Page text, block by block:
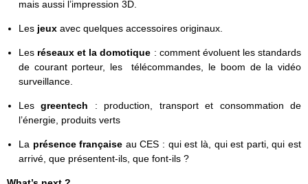
mais aussi l’impression 3D.
Les jeux avec quelques accessoires originaux.
Les réseaux et la domotique : comment évoluent les standards
de courant porteur, les télécommandes, le boom de la vidéo
surveillance.
Lesgreentech : production, transport et consommation de
l’énergie, produits verts
La présence française au CES : qui est là, qui est parti, qui est
arrivé, que présentent-ils, que font-ils ?